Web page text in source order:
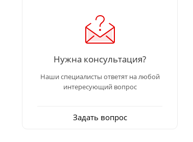
Нужна консультация?
Наши специалисты ответят на любой
интересующий вопрос
Задать вопрос